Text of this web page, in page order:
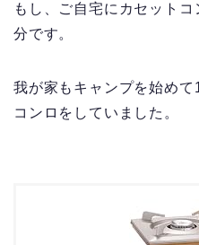
もし、ご自宅にカセット
分です。
我が家もキャンプを始めて
コンロをしていました。